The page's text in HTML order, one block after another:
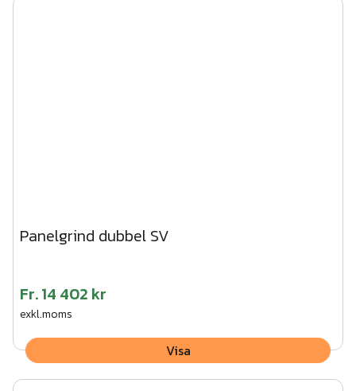
Panelgrind dubbel SV
Fr.14 402 kr
exkl.moms
Visa